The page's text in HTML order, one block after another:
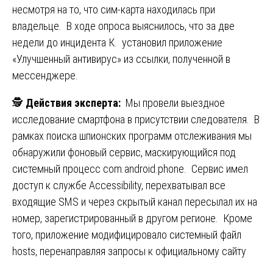
несмотря на то, что сим-карта находилась при
владельце. В ходе опроса выяснилось, что за две
недели до инцидента К. установил приложение
«Улучшенный антивирус» из ссылки, полученной в
мессенджере.
🕵️ Действия эксперта: Мы провели выездное
исследование смартфона в присутствии следователя. В
рамках поиска шпионских программ отслеживания мы
обнаружили фоновый сервис, маскирующийся под
системный процесс com.android.phone. Сервис имел
доступ к службе Accessibility, перехватывал все
входящие SMS и через скрытый канал пересылал их на
номер, зарегистрированный в другом регионе. Кроме
того, приложение модифицировало системный файл
hosts, перенаправляя запросы к официальному сайту